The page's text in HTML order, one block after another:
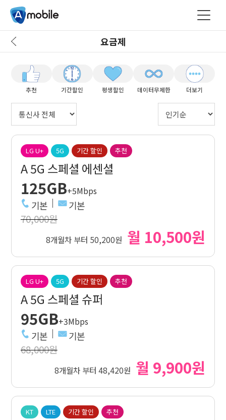
요금제
추천 기간할인 평생할인 데이터무제한 더보기
LG U+ 5G 기간 할인 추천
A 5G 스페셜 에센셜
125GB+5Mbps
기본 기본
70,000원
8개월차 부터 50,200원 월 10,500원
LG U+ 5G 기간 할인 추천
A 5G 스페셜 슈퍼
95GB+3Mbps
기본 기본
68,000원
8개월차 부터 48,420원 월 9,900원
KT LTE 기간 할인 추천